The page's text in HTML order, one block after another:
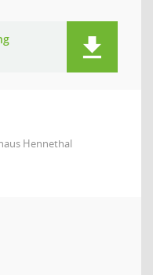
Hennethal